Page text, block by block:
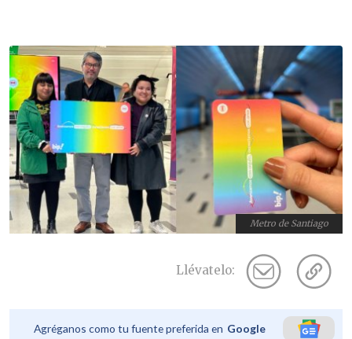
Metro de Santiago
Llévatelo:
Agréganos como tu fuente preferida en Google